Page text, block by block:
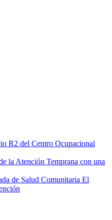
R2 del Centro Ocupacional
la Atención Temprana con una
de Salud Comunitaria El